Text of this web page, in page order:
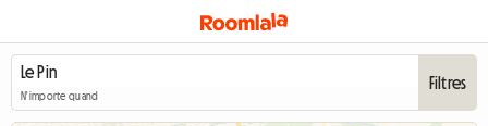
N'importe quand
Filtres